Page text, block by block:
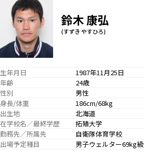
鈴木 康弘
(すずき やすひろ)
生年月日
1987年11月25日
年齢
24歳
性別
男性
身長/体重
186cm/68kg
出生地
北海道
在学校名／最終学歴
拓殖大学
勤務先／所属先
自衛隊体育学校
出場予定種目
男子ウェルター69kg級